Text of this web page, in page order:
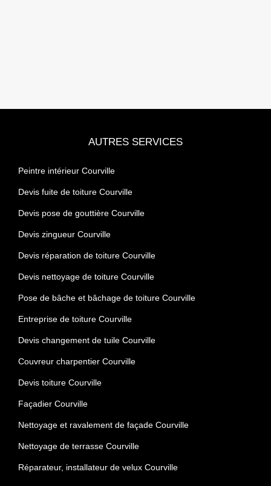
AUTRES SERVICES
Peintre intérieur Courville
Devis fuite de toiture Courville
Devis pose de gouttière Courville
Devis zingueur Courville
Devis réparation de toiture Courville
Devis nettoyage de toiture Courville
Pose de bâche et bâchage de toiture Courville
Entreprise de toiture Courville
Devis changement de tuile Courville
Couvreur charpentier Courville
Devis toiture Courville
Façadier Courville
Nettoyage et ravalement de façade Courville
Nettoyage de terrasse Courville
Réparateur, installateur de velux Courville